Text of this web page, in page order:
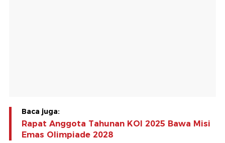
Baca juga:
Rapat Anggota Tahunan KOI 2025 Bawa Misi
Emas Olimpiade 2028